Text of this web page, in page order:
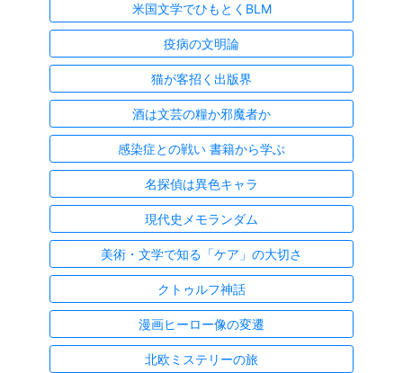
米国文学でひもとくBLM
疫病の文明論
猫が客招く出版界
酒は文芸の糧か邪魔者か
感染症との戦い 書籍から学ぶ
名探偵は異色キャラ
現代史メモランダム
美術・文学で知る「ケア」の大切さ
クトゥルフ神話
漫画ヒーロー像の変遷
北欧ミステリーの旅